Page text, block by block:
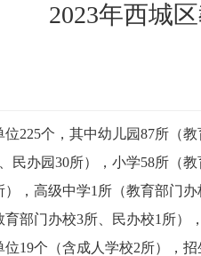
2023年西城
225个，其中幼儿园87所（
民办园30所），小学58所（
，高级中学1所（教育部门
部门办校3所、民办校1所
19个（含成人学校2所），